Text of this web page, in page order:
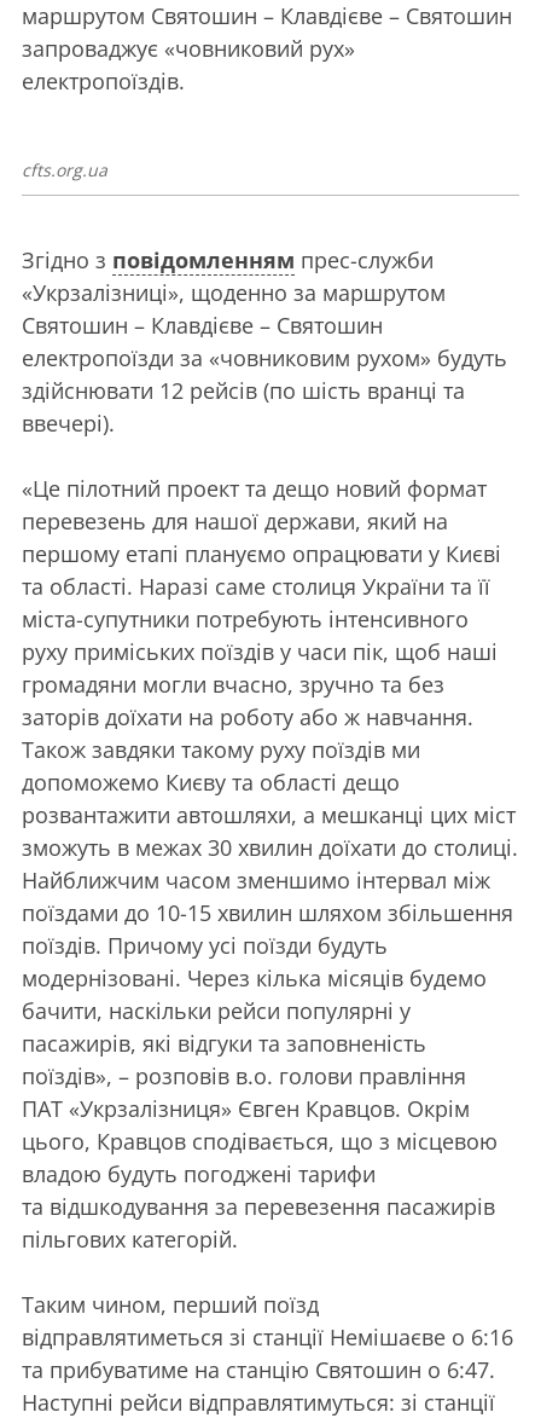
маршрутом Святошин – Клавдієве – Святошин
запроваджує «човниковий рух»
електропоїздів.
cfts.org.ua
Згідно з повідомленням прес-служби
«Укрзалізниці», щоденно за маршрутом
Святошин – Клавдієве – Святошин
електропоїзди за «човниковим рухом» будуть
здійснювати 12 рейсів (по шість вранці та
ввечері).
«Це пілотний проект та дещо новий формат
перевезень для нашої держави, який на
першому етапі плануємо опрацювати у Києві
та області. Наразі саме столиця України та її
міста-супутники потребують інтенсивного
руху приміських поїздів у часи пік, щоб наші
громадяни могли вчасно, зручно та без
заторів доїхати на роботу або ж навчання.
Також завдяки такому руху поїздів ми
допоможемо Києву та області дещо
розвантажити автошляхи, а мешканці цих міст
зможуть в межах 30 хвилин доїхати до столиці.
Найближчим часом зменшимо інтервал між
поїздами до 10-15 хвилин шляхом збільшення
поїздів. Причому усі поїзди будуть
модернізовані. Через кілька місяців будемо
бачити, наскільки рейси популярні у
пасажирів, які відгуки та заповненість
поїздів», – розповів в.о. голови правління
ПАТ «Укрзалізниця» Євген Кравцов. Окрім
цього, Кравцов сподівається, що з місцевою
владою будуть погоджені тарифи
та відшкодування за перевезення пасажирів
пільгових категорій.
Таким чином, перший поїзд
відправлятиметься зі станції Немішаєве о 6:16
та прибуватиме на станцію Святошин о 6:47.
Наступні рейси відправлятимуться: зі станції